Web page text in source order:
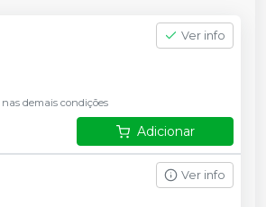
Ver info
nas demais condições
Adicionar
Ver info